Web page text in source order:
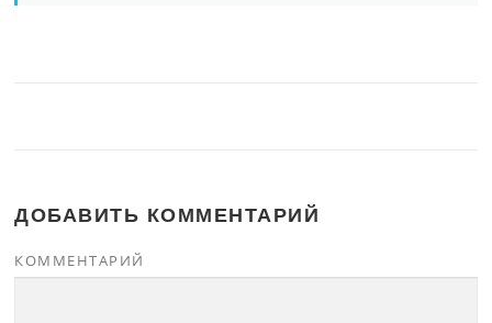
ДОБАВИТЬ КОММЕНТАРИЙ
КОММЕНТАРИЙ